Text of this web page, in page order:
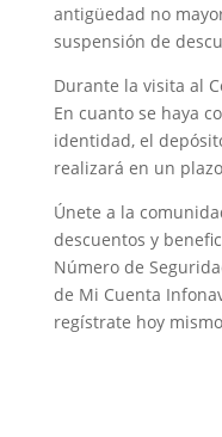
antigüedad no
suspensión de
Durante la visita al
En cuanto se haya
identidad, el
realizará en un
Únete a la
descuentos y
Número de
de Mi Cuenta
regístrate hoy